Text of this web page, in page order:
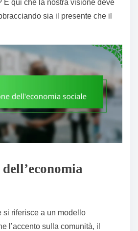
È qui che la nostra visione deve
sia il presente che il
si riferisce a un modello
l’accento sulla comunità, il